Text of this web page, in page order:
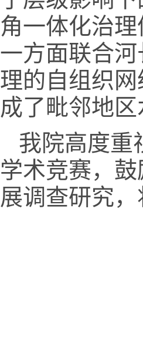
角一体化治理
一方面联合
理的自组织网
成了毗邻地
我院高度重
学术竞赛，
展调查研究